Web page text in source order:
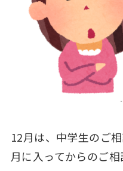
12月は、中学生のご
月に入ってからのご相